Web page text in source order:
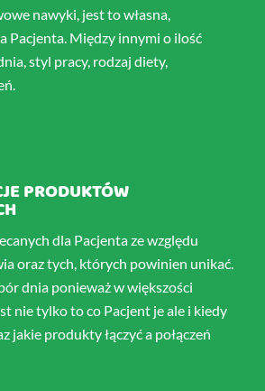
nawyki, jest to własna,
Pacjenta. Między innymi o ilość
styl pracy, rodzaj diety,
PRODUKTÓW
dla Pacjenta ze względu
oraz tych, których powinien unikać.
dnia ponieważ w większości
nie tylko to co Pacjent je ale i kiedy
jakie produkty łączyć a połączeń